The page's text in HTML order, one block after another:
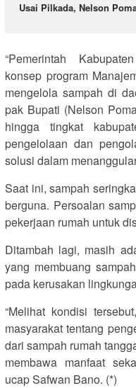
Usai Pilkada, Nelson
“Pemerintah
konsep program
mengelola sampah di
pak Bupati (Nelson
hingga tingkat
pengelolaan dan
solusi dalam
Saat ini, sampah
berguna. Persoalan
pekerjaan rumah untuk
Ditambah lagi, masih
yang membuang
pada kerusakan
“Melihat kondisi
masyarakat tentang
dari sampah rumah
membawa manfaat
ucap Safwan Bano. (*)